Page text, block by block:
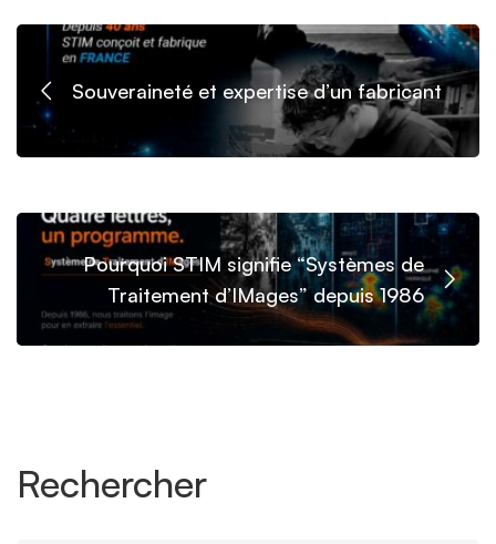
Souveraineté et expertise d’un fabricant
Pourquoi STIM signifie “Systèmes de
Traitement d’IMages” depuis 1986
Rechercher